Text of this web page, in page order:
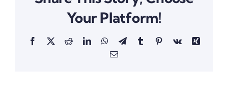
Your Platform!
Facebook
X RedditLinkedInWhatsApp
TelegramTumblrPinterestVk
Xing
E-